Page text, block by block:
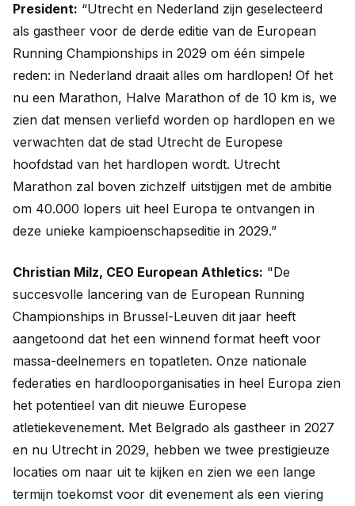
President: “Utrecht en Nederland zijn geselecteerd
als gastheer voor de derde editie van de European
Running Championships in 2029 om één simpele
reden: in Nederland draait alles om hardlopen! Of het
nu een Marathon, Halve Marathon of de 10 km is, we
zien dat mensen verliefd worden op hardlopen en we
verwachten dat de stad Utrecht de Europese
hoofdstad van het hardlopen wordt. Utrecht
Marathon zal boven zichzelf uitstijgen met de ambitie
om 40.000 lopers uit heel Europa te ontvangen in
deze unieke kampioenschapseditie in 2029.”
Christian Milz, CEO European Athletics: "De
succesvolle lancering van de European Running
Championships in Brussel-Leuven dit jaar heeft
aangetoond dat het een winnend format heeft voor
massa-deelnemers en topatleten. Onze nationale
federaties en hardlooporganisaties in heel Europa zien
het potentieel van dit nieuwe Europese
atletiekevenement. Met Belgrado als gastheer in 2027
en nu Utrecht in 2029, hebben we twee prestigieuze
locaties om naar uit te kijken en zien we een lange
termijn toekomst voor dit evenement als een viering